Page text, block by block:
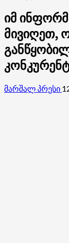
იმ
მივიღეთ,
მარშალ პრესი